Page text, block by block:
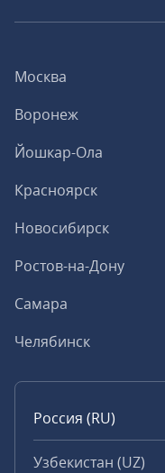
Москва
Воронеж
Йошкар-Ола
Красноярск
Новосибирск
Ростов-на-Дону
Самара
Челябинск
Россия (RU)
Узбекистан (UZ)